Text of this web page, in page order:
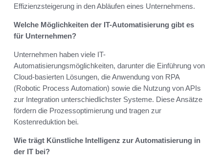
Effizienzsteigerung in den Abläufen eines Unternehmens.
Welche Möglichkeiten der IT-Automatisierung gibt es
für Unternehmen?
Unternehmen haben viele IT-
Automatisierungsmöglichkeiten, darunter die Einführung von
Cloud-basierten Lösungen, die Anwendung von RPA
(Robotic Process Automation) sowie die Nutzung von APIs
zur Integration unterschiedlichster Systeme. Diese Ansätze
fördern die Prozessoptimierung und tragen zur
Kostenreduktion bei.
Wie trägt Künstliche Intelligenz zur Automatisierung in
der IT bei?